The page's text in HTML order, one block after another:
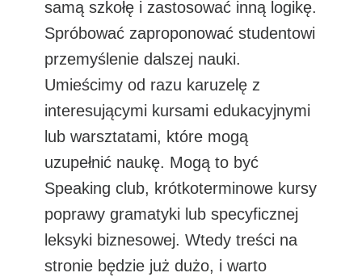
samą szkołę i zastosować inną logikę.
Spróbować zaproponować studentowi
przemyślenie dalszej nauki.
Umieścimy od razu karuzelę z
interesującymi kursami edukacyjnymi
lub warsztatami, które mogą
uzupełnić naukę. Mogą to być
Speaking club, krótkoterminowe kursy
poprawy gramatyki lub specyficznej
leksyki biznesowej. Wtedy treści na
stronie będzie już dużo, i warto